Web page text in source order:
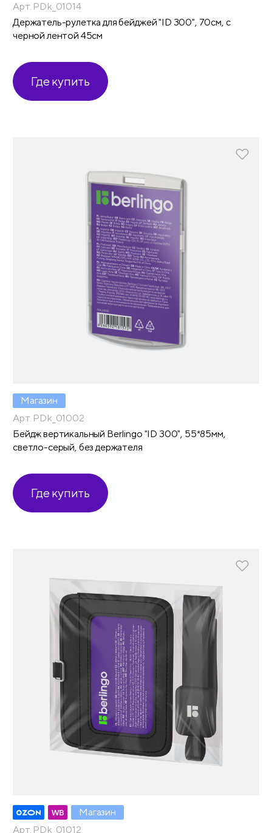
Арт. PDk_01014
Держатель-рулетка для бейджей "ID 300", 70см, с
черной лентой 45см
Где купить
Магазин
Арт. PDk_01002
Бейдж вертикальный Berlingo "ID 300", 55*85мм,
светло-серый, без держателя
Где купить
Магазин
Арт. PDk_01012